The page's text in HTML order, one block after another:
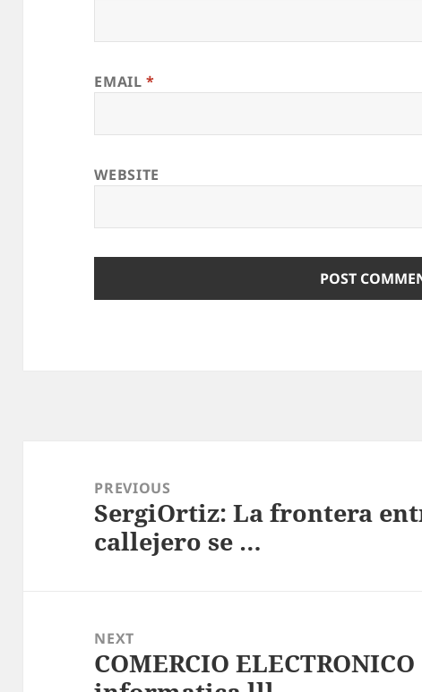
EMAIL*
WEBSITE
navigationPREVIOUS
Previous
post:
SergiOrtiz: La frontera
callejero se …
NEXT
Next
COMERCIO